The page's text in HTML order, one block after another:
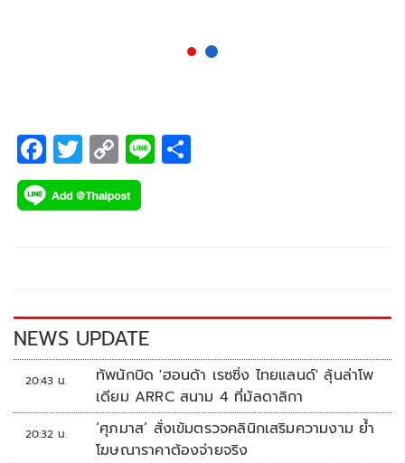
F
ac
e
k
T
wi
tt
C
o
p
k
Li
NEWS UPDATE
20:43 น.
ทัพนักบิด 'ฮอนด้า เรซซิ่ง ไทยแลนด์' ลุ้นล่าโพ
เดียม ARRC สนาม 4 ที่มัลดาลิกา
20:32 น.
‘ศุภมาส’ สั่งเข้มตรวจคลินิกเสริมความงาม ย้ำ
โฆษณาราคาต้องจ่ายจริง